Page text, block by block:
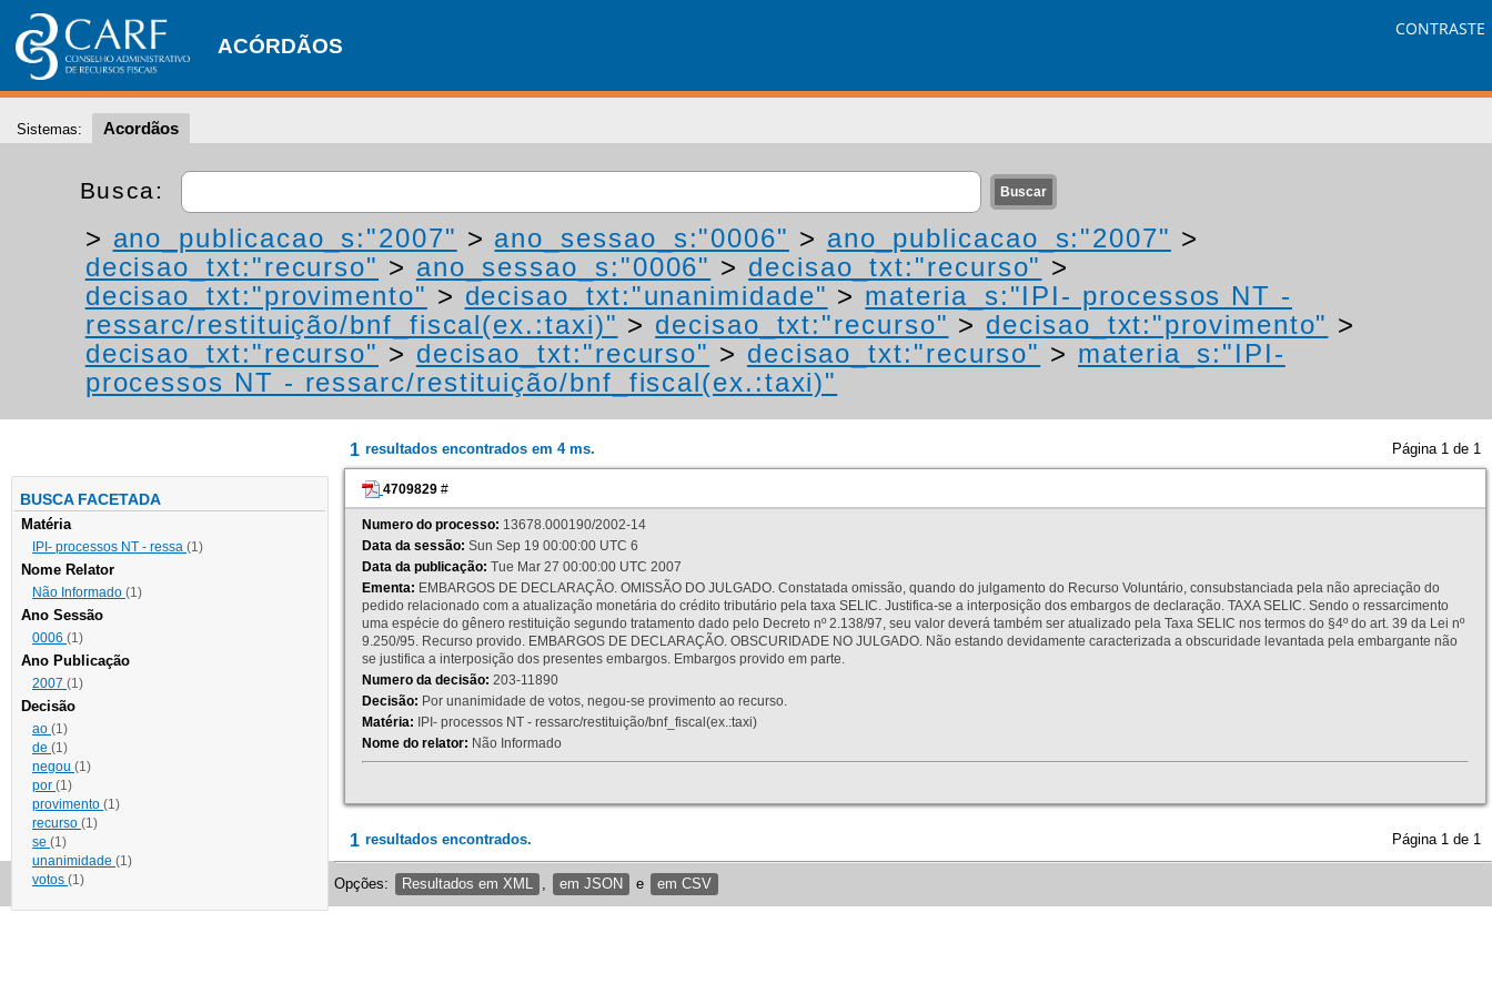
ACÓRDÃOS
CONTRASTE
Sistemas: Acordãos
Busca:
> ano_publicacao_s:"2007" > ano_sessao_s:"0006" > ano_publicacao_s:"2007" >
decisao_txt:"recurso" > ano_sessao_s:"0006" > decisao_txt:"recurso" >
decisao_txt:"provimento" > decisao_txt:"unanimidade" > materia_s:"IPI- processos NT -
ressarc/restituição/bnf_fiscal(ex.:taxi)" > decisao_txt:"recurso" > decisao_txt:"provimento" >
decisao_txt:"recurso" > decisao_txt:"recurso" > decisao_txt:"recurso" > materia_s:"IPI-
processos NT - ressarc/restituição/bnf_fiscal(ex.:taxi)"
BUSCA FACETADA
Matéria
IPI- processos NT - ressa (1)
Nome Relator
Não Informado (1)
Ano Sessão
0006 (1)
Ano Publicação
2007 (1)
Decisão
ao (1)
de (1)
negou (1)
por (1)
provimento (1)
recurso (1)
se (1)
unanimidade (1)
votos (1)
1 resultados encontrados em 4 ms. Página 1 de 1
4709829 #
Numero do processo: 13678.000190/2002-14
Data da sessão: Sun Sep 19 00:00:00 UTC 6
Data da publicação: Tue Mar 27 00:00:00 UTC 2007
Ementa: EMBARGOS DE DECLARAÇÃO. OMISSÃO DO JULGADO. Constatada omissão, quando do julgamento do Recurso Voluntário, consubstanciada pela não apreciação do
pedido relacionado com a atualização monetária do crédito tributário pela taxa SELIC. Justifica-se a interposição dos embargos de declaração. TAXA SELIC. Sendo o ressarcimento
uma espécie do gênero restituição segundo tratamento dado pelo Decreto nº 2.138/97, seu valor deverá também ser atualizado pela Taxa SELIC nos termos do §4º do art. 39 da Lei nº
9.250/95. Recurso provido. EMBARGOS DE DECLARAÇÃO. OBSCURIDADE NO JULGADO. Não estando devidamente caracterizada a obscuridade levantada pela embargante não
se justifica a interposição dos presentes embargos. Embargos provido em parte.
Numero da decisão: 203-11890
Decisão: Por unanimidade de votos, negou-se provimento ao recurso.
Matéria: IPI- processos NT - ressarc/restituição/bnf_fiscal(ex.:taxi)
Nome do relator: Não Informado
1 resultados encontrados. Página 1 de 1
Opções: Resultados em XML em JSON e em CSV